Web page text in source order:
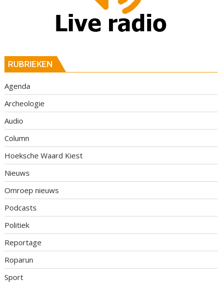
RUBRIEKEN
Agenda
Archeologie
Audio
Column
Hoeksche Waard Kiest
Nieuws
Omroep nieuws
Podcasts
Politiek
Reportage
Roparun
Sport